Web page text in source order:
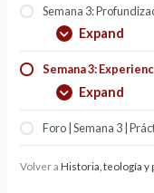
Semana 3:
Expand
Semana 3:
Expand
Foro | Semana 3 |
Volver aHistoria, teología y